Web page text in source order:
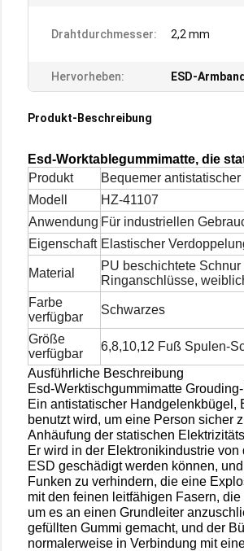
Drahtdurchmesser: 2,2 mm
Hervorheben: ESD-Armband
Produkt-Beschreibung
Esd-Worktablegummimatte, die
Produkt
Bequemer
Modell
HZ-41107
Anwendung Für industriellen
Eigenschaft Elastischer
Material
PU beschichtete
Ringanschlüsse,
Farbe
verfügbar
Schwarzes
Größe
verfügbar
6,8,10,12 Fuß Spulen-
Ausführliche Beschreibung
Esd-Werktischgummimatte
Ein antistatischer Handgelenkbügel,
benutzt wird, um eine Person sicher
Anhäufung der statischen
Er wird in der Elektronikindustrie
ESD geschädigt werden können,
Funken zu verhindern, die eine
mit den feinen leitfähigen Fasern,
um es an einen Grundleiter
gefüllten Gummi gemacht, und der
normalerweise in Verbindung mit